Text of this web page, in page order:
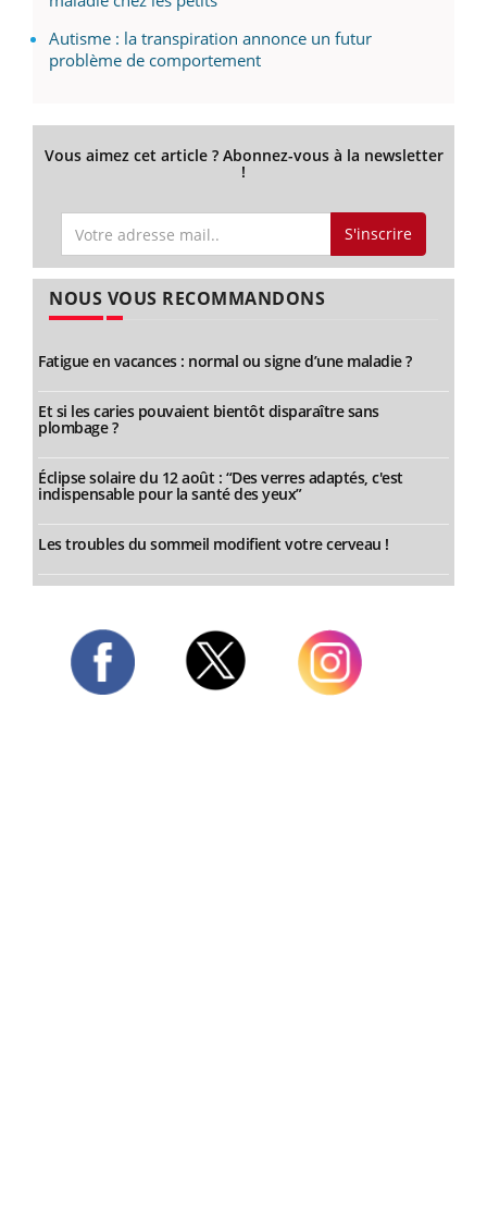
Autisme : la transpiration annonce un futur
problème de comportement
Vous aimez cet article ? Abonnez-vous à la newsletter
!
S'inscrire
NOUS VOUS RECOMMANDONS
Fatigue en vacances : normal ou signe d’une maladie ?
Et si les caries pouvaient bientôt disparaître sans
plombage ?
Éclipse solaire du 12 août : “Des verres adaptés, c'est
indispensable pour la santé des yeux”
Les troubles du sommeil modifient votre cerveau !